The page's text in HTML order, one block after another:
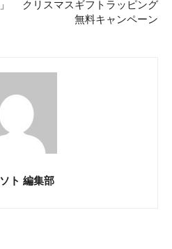
クリスマスギフトラッピング
無料キャンペーン
ト 編集部